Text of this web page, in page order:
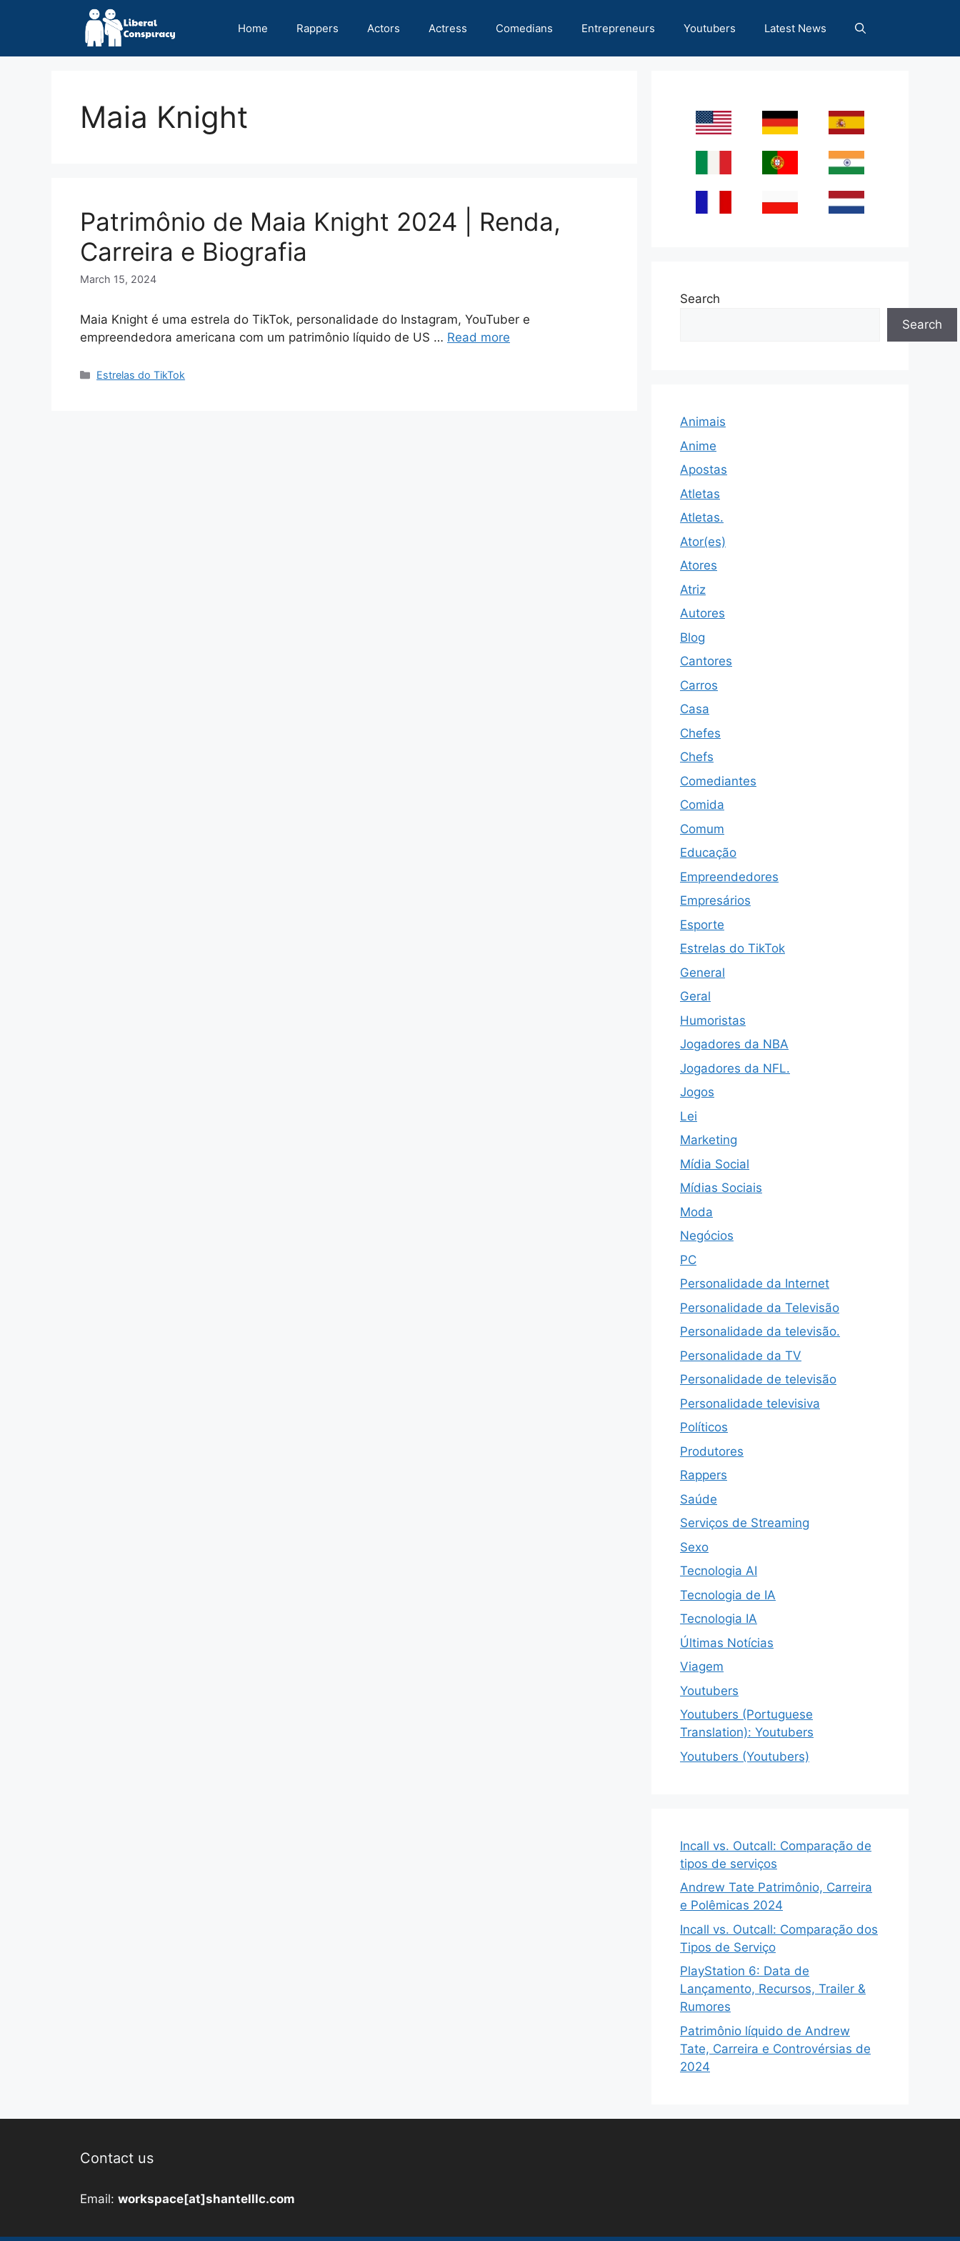
Home Rappers Actors Actress Comedians Entrepreneurs Youtubers Latest News
Maia Knight
Patrimônio de Maia Knight 2024 | Renda,
Carreira e Biografia
March 15, 2024
Maia Knight é uma estrela do TikTok, personalidade do Instagram, YouTuber e
empreendedora americana com um patrimônio líquido de US … Read more
Categories
Estrelas do TikTok
Search
Search
Animais
Anime
Apostas
Atletas
Atletas.
Ator(es)
Atores
Atriz
Autores
Blog
Cantores
Carros
Casa
Chefes
Chefs
Comediantes
Comida
Comum
Educação
Empreendedores
Empresários
Esporte
Estrelas do TikTok
General
Geral
Humoristas
Jogadores da NBA
Jogadores da NFL.
Jogos
Lei
Marketing
Mídia Social
Mídias Sociais
Moda
Negócios
PC
Personalidade da Internet
Personalidade da Televisão
Personalidade da televisão.
Personalidade da TV
Personalidade de televisão
Personalidade televisiva
Políticos
Produtores
Rappers
Saúde
Serviços de Streaming
Sexo
Tecnologia AI
Tecnologia de IA
Tecnologia IA
Últimas Notícias
Viagem
Youtubers
Youtubers (Portuguese
Translation): Youtubers
Youtubers (Youtubers)
Incall vs. Outcall: Comparação de
tipos de serviços
Andrew Tate Patrimônio, Carreira
e Polêmicas 2024
Incall vs. Outcall: Comparação dos
Tipos de Serviço
PlayStation 6: Data de
Lançamento, Recursos, Trailer &
Rumores
Patrimônio líquido de Andrew
Tate, Carreira e Controvérsias de
2024
Contact us
Email: workspace[at]shantelllc.com